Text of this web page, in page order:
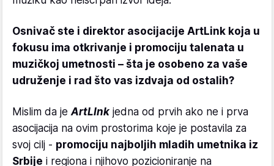
Osnivač ste i direktor asocijacije ArtLink koja u
fokusu ima otkrivanje i promociju talenata u
muzičkoj umetnosti – šta je osobeno za vaše
udruženje i rad što vas izdvaja od ostalih?
Mislim da je ArtLInkjedna od prvih ako ne i prva
asocijacija na ovim prostorima koje je postavila za
svoj cilj - promociju najboljih mladih umetnika iz
Srbije i regiona i njihovo pozicioniranje na